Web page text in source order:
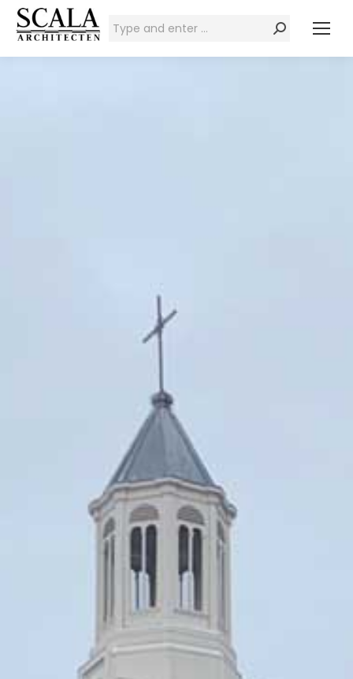
Zoeken: